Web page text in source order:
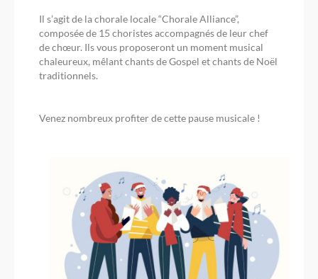
Il s’agit de la chorale locale “Chorale Alliance”,
composée de 15 choristes accompagnés de leur chef
de chœur. Ils vous proposeront un moment musical
chaleureux, mêlant chants de Gospel et chants de Noël
traditionnels.
Venez nombreux profiter de cette pause musicale !